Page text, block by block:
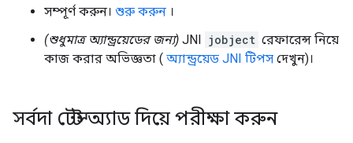
সম্পূর্ণ করুন। শুরু করুন ।
(শুধুমাত্র অ্যান্ড্রয়েডের জন্য) JNI jobject রেফারেন্স নিয়ে
কাজ করার অভিজ্ঞতা ( অ্যান্ড্রয়েড JNI টিপস দেখুন)।
সর্বদা টেস্ট অ্যাড দিয়ে পরীক্ষা করুন